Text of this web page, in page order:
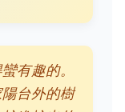
有趣的。
台外的樹